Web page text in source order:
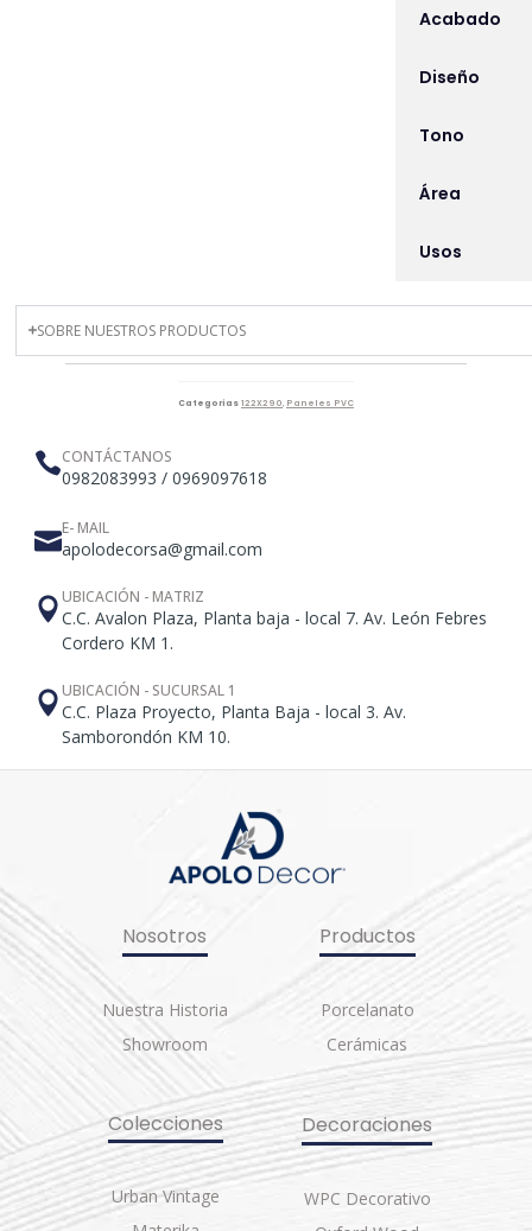
Acabado
Diseño
Tono
Área
Usos
SOBRE NUESTROS PRODUCTOS
Categorías 122X290, Paneles PVC
CONTÁCTANOS
0982083993 / 0969097618
E- MAIL
apolodecorsa@gmail.com
UBICACIÓN - MATRIZ
C.C. Avalon Plaza, Planta baja - local 7. Av. León Febres
Cordero KM 1.
UBICACIÓN - SUCURSAL 1
C.C. Plaza Proyecto, Planta Baja - local 3. Av.
Samborondón KM 10.
Nosotros
Nuestra Historia
Showroom
Productos
Porcelanato
Cerámicas
Colecciones
Urban Vintage
Decoraciones
WPC Decorativo